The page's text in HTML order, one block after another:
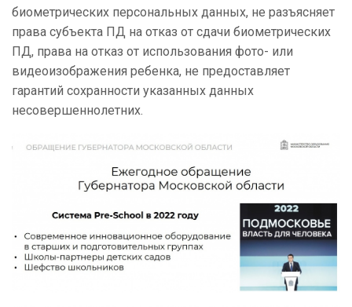
биометрических персональных данных, не разъясняет
права субъекта ПД на отказ от сдачи биометрических
ПД, права на отказ от использования фото- или
видеоизображения ребенка, не предоставляет
гарантий сохранности указанных данных
несовершеннолетних.